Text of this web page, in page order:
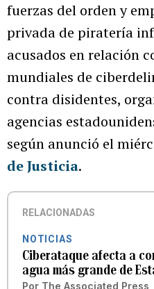
fuerzas del orden y
privada de piratería
acusados en relación
mundiales de
contra disidentes,
agencias
según anunció el
de Justicia.
RELACIONADAS
NOTICIAS
Ciberataque afecta a
agua más grande de
Por The Associated Press